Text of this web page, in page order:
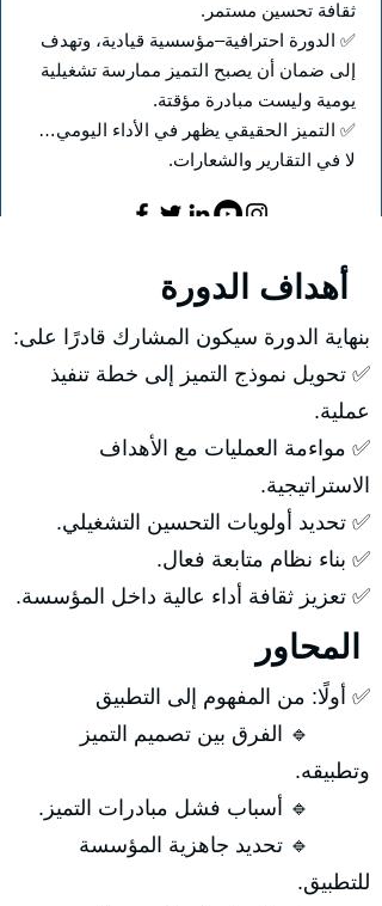
ثقافة تحسين مستمر.
✅ الدورة احترافية–مؤسسية قيادية، وتهدف
إلى ضمان أن يصبح التميز ممارسة تشغيلية
يومية وليست مبادرة مؤقتة.
✅ التميز الحقيقي يظهر في الأداء اليومي…
لا في التقارير والشعارات.
بنهاية الدورة سيكون المشارك قادرًا على:
✅ تحويل نموذج التميز إلى خطة تنفيذ
عملية.
✅ مواءمة العمليات مع الأهداف
الاستراتيجية.
✅ تحديد أولويات التحسين التشغيلي.
✅ بناء نظام متابعة فعال.
✅ تعزيز ثقافة أداء عالية داخل المؤسسة.
✅ أولًا: من المفهوم إلى التطبيق
🔹 الفرق بين تصميم التميز
وتطبيقه.
🔹 أسباب فشل مبادرات التميز.
🔹 تحديد جاهزية المؤسسة
للتطبيق.